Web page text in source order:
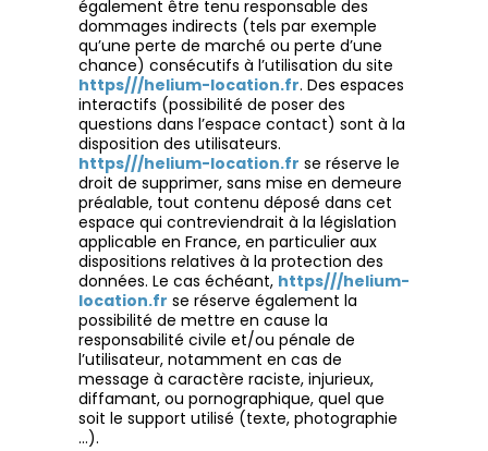
également être tenu responsable des
dommages indirects (tels par exemple
qu’une perte de marché ou perte d’une
chance) consécutifs à l’utilisation du site
https///helium-location.fr. Des espaces
interactifs (possibilité de poser des
questions dans l’espace contact) sont à la
disposition des utilisateurs.
https///helium-location.fr se réserve le
droit de supprimer, sans mise en demeure
préalable, tout contenu déposé dans cet
espace qui contreviendrait à la législation
applicable en France, en particulier aux
dispositions relatives à la protection des
données. Le cas échéant, https///helium-
location.fr se réserve également la
possibilité de mettre en cause la
responsabilité civile et/ou pénale de
l’utilisateur, notamment en cas de
message à caractère raciste, injurieux,
diffamant, ou pornographique, quel que
soit le support utilisé (texte, photographie
…).